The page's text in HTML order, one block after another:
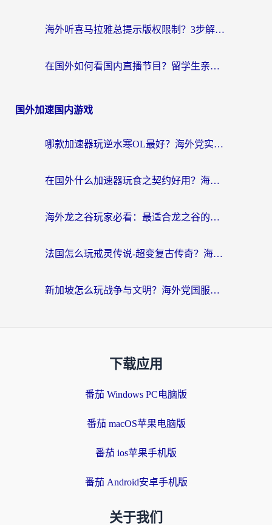
海外听喜马拉雅总提示版权限制？3步解决+2个音乐平台问题全攻略
在国外如何看国内直播节目？留学生亲测有效的追剧加速指南
国外加速国内游戏
哪款加速器玩逆水寒OL最好？海外党实测后的终极选择指南
在国外什么加速器玩食之契约好用？海外党亲测有效的国服游戏加速指南
海外龙之谷玩家必看：最适合龙之谷的加速器，解决延迟卡顿还能畅玩幻书启示录和梦幻西游？
法国怎么玩戒灵传说-超变复古传奇？海外玩家国服游戏加速终极指南
新加坡怎么玩战争与文明？海外党国服游戏加速器终极避坑指南
下载应用
番茄 Windows PC电脑版
番茄 macOS苹果电脑版
番茄 ios苹果手机版
番茄 Android安卓手机版
关于我们